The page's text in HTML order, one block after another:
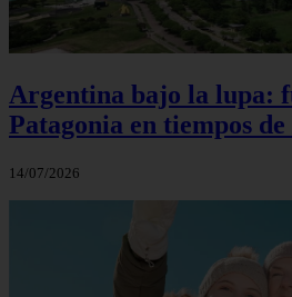
Argentina bajo la lupa:
Patagonia en tiempos
14/07/2026